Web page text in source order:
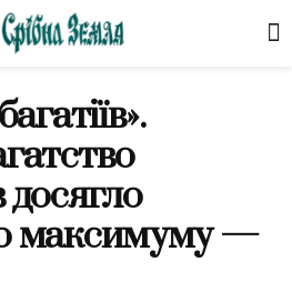
досягло
максимуму —